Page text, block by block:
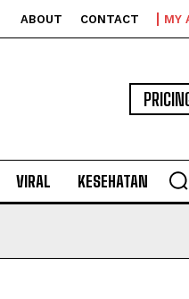
ABOUT CONTACT MY
VIRAL KESEHATAN